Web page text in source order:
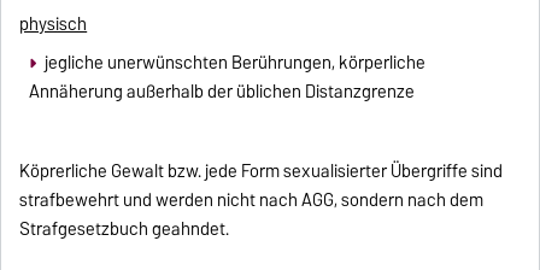
physisch
jegliche unerwünschten Berührungen, körperliche
Annäherung außerhalb der üblichen Distanzgrenze
Köprerliche Gewalt bzw. jede Form sexualisierter Übergriffe sind
strafbewehrt und werden nicht nach AGG, sondern nach dem
Strafgesetzbuch geahndet.